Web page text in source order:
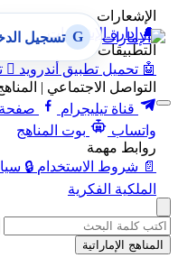
الإشعارات
🔔 إدارة الإشعارات
التطبيقات
🤖 تحميل تطبيق أندرويد 
التواصل الاجتماعي | المناهج
قناة تيليجرام
واتساب
بوت المناهج
روابط مهمة
📄 شروط الاستخدام 🔒
الملكية الفكرية
G تسجيل
المناهج الإماراتية